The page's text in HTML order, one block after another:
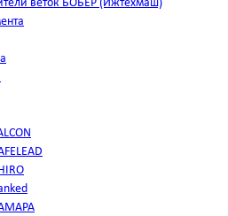
веток БОБЕР (Ижтехмаш)